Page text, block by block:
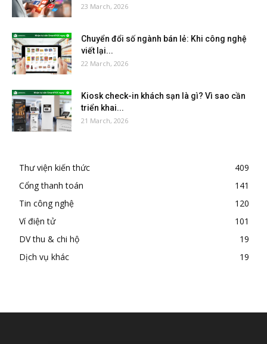
23 March, 2026
Chuyển đổi số ngành bán lẻ: Khi công nghệ
viết lại...
22 March, 2026
Kiosk check-in khách sạn là gì? Vì sao cần
triển khai...
21 March, 2026
Thư viện kiến thức
409
Cổng thanh toán
141
Tin công nghệ
120
Ví điện tử
101
DV thu & chi hộ
19
Dịch vụ khác
19